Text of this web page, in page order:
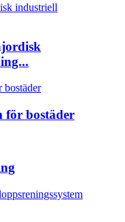
för bostäder